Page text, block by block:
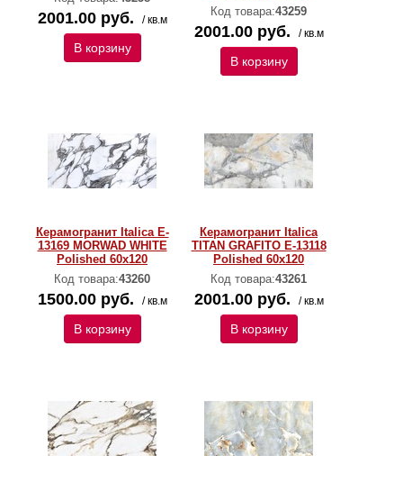
2001.00 руб. / кв.м
В корзину
Код товара:43259
2001.00 руб. / кв.м
В корзину
Керамогранит Italica E-
13169 MORWAD WHITE
Polished 60х120
Код товара:43260
1500.00 руб. / кв.м
В корзину
Керамогранит Italica
TITAN GRAFITO E-13118
Polished 60х120
Код товара:43261
2001.00 руб. / кв.м
В корзину